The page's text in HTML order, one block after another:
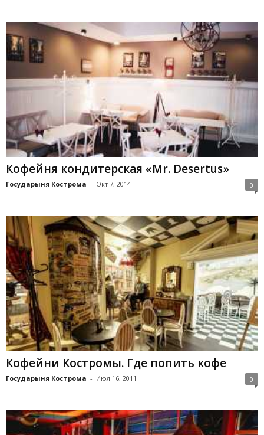
Кофейня кондитерская «Mr. Desertus»
Государыня Кострома - Окт 7, 2014 0
Кофейни Костромы. Где попить кофе
Государыня Кострома - Июл 16, 2011 0